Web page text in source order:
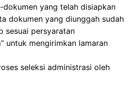
dokumen yang telah disiapkan
dokumen yang diunggah sudah
sesuai persyaratan
untuk mengirimkan lamaran
seleksi administrasi oleh